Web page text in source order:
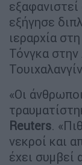
εξήγησε
ιεραρχία
Τόνγκα στην
«Οι
Reuters.
νεκροί και
έχει συμβεί